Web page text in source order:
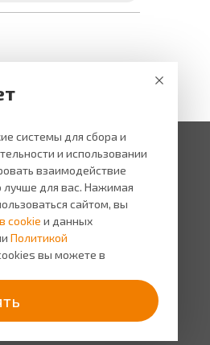
публичной офертой,
в салоны оптики ВИЖУ.
системы для сбора и
и использовании
взаимодействие
лучше для вас. Нажимая
сайтом, вы
cookie и данных
Политикой
вы можете в